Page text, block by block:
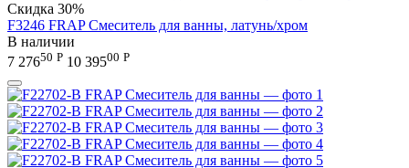
Скидка 30%
F3246 FRAP Смеситель для ванны, латунь/хром
В наличии
7 27650 Р 10 39500 Р